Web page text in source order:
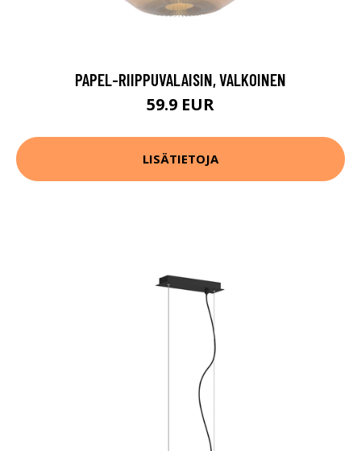
PAPEL-RIIPPUVALAISIN, VALKOINEN
59.9 EUR
LISÄTIETOJA